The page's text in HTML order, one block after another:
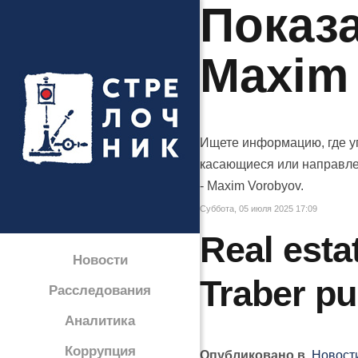
Новости
Расследования
Аналитика
Коррупция
Ищете информацию, где
касающиеся или
- Maxim Vorobyov.
Суббота, 05 июля 2025 17:09
Real
Traber
Опубликовано в